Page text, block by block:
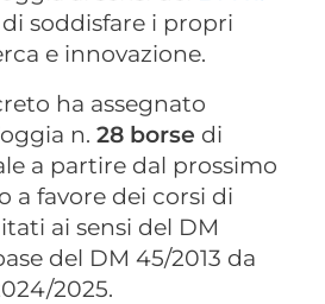
di soddisfare i propri
e innovazione.
ha assegnato
n. 28 borse di
a partire dal prossimo
a favore dei corsi di
ai sensi del DM
del DM 45/2013 da
2025.